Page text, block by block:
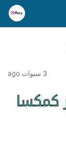
3 سنوات ago